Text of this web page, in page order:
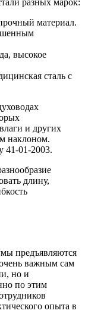
разных марок:
материал.
высокое
сталь с
и других
наклоном.
41-01-2003.
длину,
предъявляются
важным сам
но и
по этим
опыта в